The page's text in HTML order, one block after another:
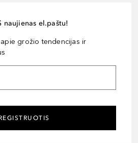
naujienas el.paštu!
grožio tendencijas ir